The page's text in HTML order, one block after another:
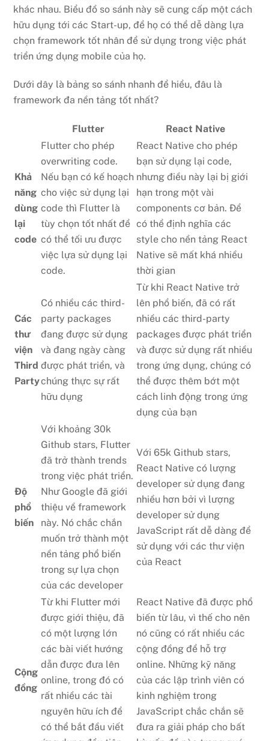
khác nhau. Biểu đồ so sánh này sẽ cung cấp một cách
hữu dụng tới các Start-up, để họ có thể dễ dàng lựa
chọn framework tốt nhân để sử dụng trong việc phát
triển ứng dụng mobile của họ.
Dưới dây là bảng so sánh nhanh để hiểu, đâu là
framework đa nền tảng tốt nhất?
Flutter React Native
Khả
năng
dùng
lại
code
Flutter cho phép
overwriting code.
Nếu bạn có kế hoạch
cho việc sử dụng lại
code thì Flutter là
tùy chọn tốt nhất để
có thể tối ưu được
việc lựa sử dụng lại
code.
React Native cho phép
bạn sử dụng lại code,
nhưng điều này lại bị giới
hạn trong một vài
components cơ bản. Để
có thể định nghĩa các
style cho nền tảng React
Native sẽ mất khá nhiều
thời gian
Các
thư
viện
Third
Party
Có nhiều các third-
party packages
đang được sử dụng
và đang ngày càng
được phát triển, và
chúng thực sự rất
hữu dụng
Từ khi React Native trở
lên phổ biến, đã có rất
nhiều các third-party
packages được phát triển
và được sử dụng rất nhiều
trong ứng dụng, chúng có
thể được thêm bớt một
cách linh động trong ứng
dụng của bạn
Độ
phổ
biến
Với khoảng 30k
Github stars, Flutter
đã trở thành trends
trong việc phát triển.
Như Google đã giới
thiệu về framework
này. Nó chắc chắn
muốn trở thành một
nền tảng phổ biến
trong sự lựa chọn
của các developer
Với 65k Github stars,
React Native có lượng
developer sử dụng đang
nhiều hơn bởi vì lượng
developer sử dụng
JavaScript rất dễ dàng để
sử dụng với các thư viện
của React
Cộng
đồng
Từ khi Flutter mới
được giới thiệu, đã
có một lượng lớn
các bài viết hướng
dẫn được đưa lên
online, trong đó có
rất nhiều các tài
nguyên hữu ích để
có thể bắt đầu viết
React Native đã được phổ
biến từ lâu, vì thế cho nên
nó cũng có rất nhiều các
cộng đồng để hỗ trợ
online. Những kỹ năng
của các lập trình viên có
kinh nghiệm trong
JavaScript chắc chắn sẽ
đưa ra giải pháp cho bất